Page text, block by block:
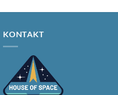
KONTAKT